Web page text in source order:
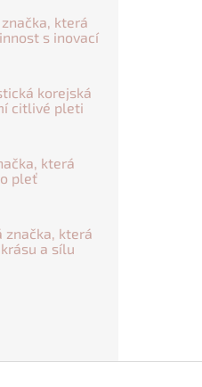
která
s inovací
korejská
citlivé pleti
která
pleť
značka, která
a sílu